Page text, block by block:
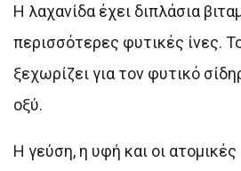
Η λαχανίδα έχει διπλάσια
περισσότερες φυτικές ίνες.
ξεχωρίζει για τον φυτικό
οξύ.
Η γεύση, η υφή και οι